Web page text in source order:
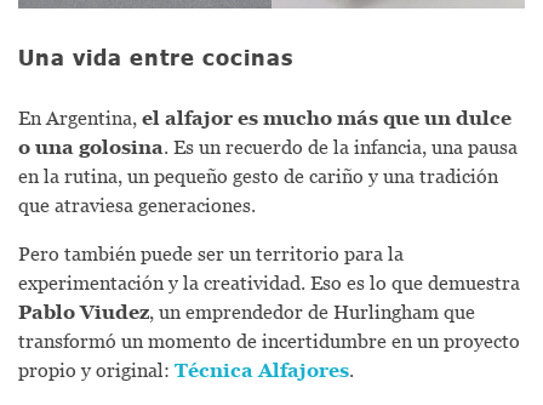
Una vida entre cocinas
En Argentina, el alfajor es mucho más que un dulce
o una golosina . Es un recuerdo de la infancia, una pausa
en la rutina, un pequeño gesto de cariño y una tradición
que atraviesa generaciones.
Pero también puede ser un territorio para la
experimentación y la creatividad. Eso es lo que demuestra
Pablo Viudez , un emprendedor de Hurlingham que
transformó un momento de incertidumbre en un proyecto
propio y original: Técnica Alfajores